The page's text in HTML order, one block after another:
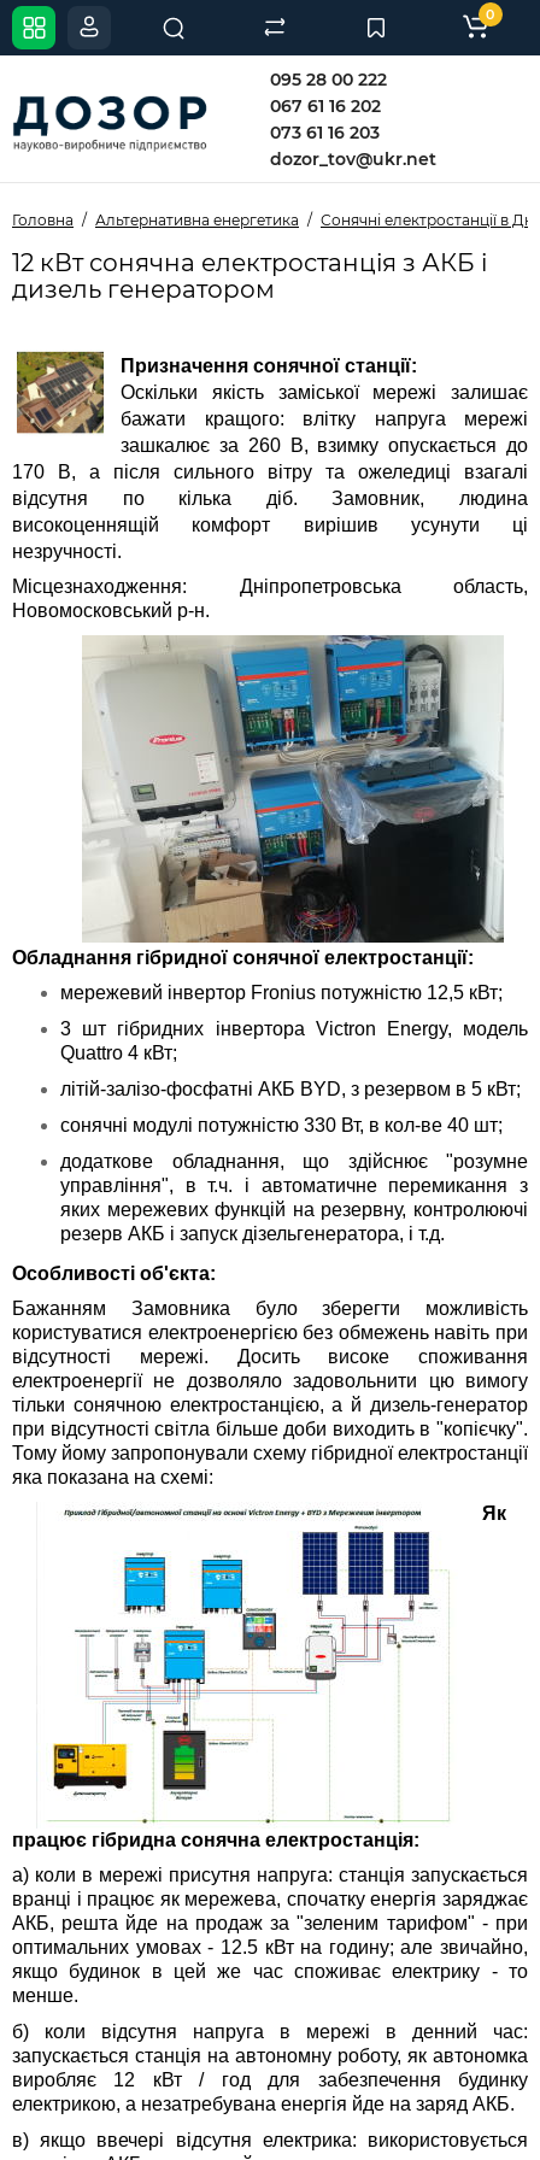
095 28 00 222
067 61 16 202
073 61 16 203
dozor_tov@ukr.net
0
Головна Альтернативна енергетика Сонячні електростанції в
12 кВт сонячна електростанція з АКБ і
дизель генератором
Призначення сонячної станції:
Оскільки якість заміської мережі залишає
бажати кращого: влітку напруга мережі
зашкалює за 260 В, взимку опускається до
170 В, а після сильного вітру та ожеледиці взагалі
відсутня по кілька діб. Замовник, людина
високоценнящій комфорт вирішив усунути ці
незручності.
Місцезнаходження: Дніпропетровська область,
Новомосковський р-н.
Обладнання гібридної сонячної електростанції:
мережевий інвертор Fronius потужністю 12,5 кВт;
3 шт гібридних інвертора Victron Energy, модель
Quattro 4 кВт;
літій-залізо-фосфатні АКБ BYD, з резервом в 5 кВт;
сонячні модулі потужністю 330 Вт, в кол-ве 40 шт;
додаткове обладнання, що здійснює "розумне
управління", в т.ч. і автоматичне перемикання з
яких мережевих функцій на резервну, контролюючі
резерв АКБ і запуск дізельгенератора, і т.д.
Особливості об'єкта:
Бажанням Замовника було зберегти можливість
користуватися електроенергією без обмежень навіть при
відсутності мережі. Досить високе споживання
електроенергії не дозволяло задовольнити цю вимогу
тільки сонячною електростанцією, а й дизель-генератор
при відсутності світла більше доби виходить в "копієчку".
Тому йому запропонували схему гібридної електростанції
яка показана на схемі:
Як
працює гібридна сонячна електростанція:
а) коли в мережі присутня напруга: станція запускається
вранці і працює як мережева, спочатку енергія заряджає
АКБ, решта йде на продаж за "зеленим тарифом" - при
оптимальних умовах - 12.5 кВт на годину; але звичайно,
якщо будинок в цей же час споживає електрику - то
менше.
б) коли відсутня напруга в мережі в денний час:
запускається станція на автономну роботу, як автономка
виробляє 12 кВт / год для забезпечення будинку
електрикою, а незатребувана енергія йде на заряд АКБ.
в) якщо ввечері відсутня електрика: використовується